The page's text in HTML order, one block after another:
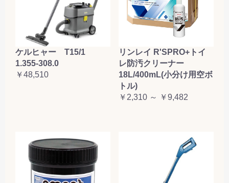
ケルヒャー T15/1
1.355-308.0
￥48,510
リンレイ R'SPRO+トイ
レ防汚クリーナー
18L/400mL(小分け用空ボ
トル)
￥2,310 ～ ￥9,482